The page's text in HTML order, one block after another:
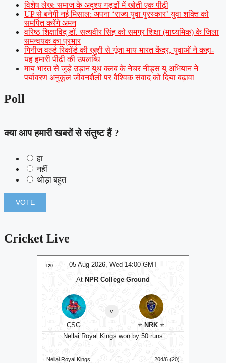
विशेष लेख: समाज के अदृश्य गड्ढों में खोती एक पीढ़ी
UP से बनेगी नई मिसाल: अपना ‘राज्य युवा पुरस्कार’ युवा शक्ति को
समर्पित करेंगे अमन
वरिष्ठ शिक्षाविद् डॉ. सत्यवीर सिंह को समग्र शिक्षा (माध्यमिक) के जिला
समन्वयक का प्रभार
गिनीज वर्ल्ड रिकॉर्ड की खुशी से गूंजा माय भारत केंद्र, युवाओं ने कहा-
यह हमारी पीढ़ी की उपलब्धि
माय भारत से जुड़े उड़ान यूथ क्लब के नेचर नीड्स यू अभियान ने
पर्यावरण अनुकूल जीवनशैली पर वैश्विक संवाद को दिया बढ़ावा
Poll
क्या आप हमारी खबरों से संतुष्ट हैं ?
हा
नहीं
थोड़ा बहुत
Cricket Live
05 Aug 2026, Wed 14:00 GMT
NPR College Ground
⭐NRK
Royal Kings won by 50 runs
204/6 (20)
05 Aug 2026, Wed
T20
Colombo Kaps won by
Colombo Kaps